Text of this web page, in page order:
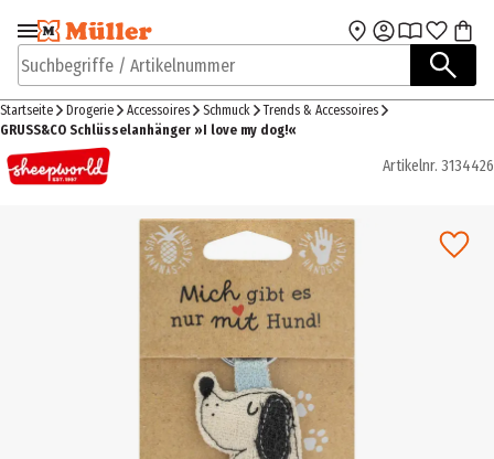
Zur Navigation
springen
Zum Hauptinhalt
Suchbegriffe / Artikelnummer
Startseite Drogerie Accessoires Schmuck
Trends & Accessoires
GRUSS&CO Schlüsselanhänger »I love my dog!«
Artikelnr. 3134426